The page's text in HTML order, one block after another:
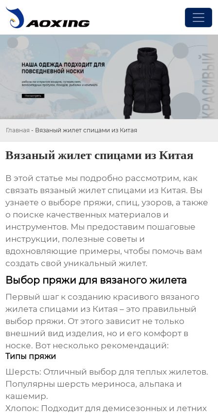
Главная - Вязаный жилет спицами из Китая
Вязаный жилет спицами из Китая
В этой статье мы подробно рассмотрим, как
связать вязаный жилет спицами из Китая. Вы
узнаете о выборе пряжи, спиц, узоров, а также
о поиске качественных материалов и
инструментов. Мы предоставим пошаговые
инструкции, полезные советы и
вдохновляющие примеры, чтобы помочь вам
создать свой уникальный жилет.
Выбор пряжи для вязаного жилета
Первый шаг к созданию красивого вязаного
жилета спицами из Китая – это правильный
выбор пряжи. От этого зависит не только
внешний вид изделия, но и его комфорт в
носке. Вот несколько рекомендаций:
Типы пряжи
Шерсть: Отличный выбор для теплых жилетов.
Популярны шерсть мериноса, альпака и
кашемир.
Хлопок: Подходит для демисезонных и летних